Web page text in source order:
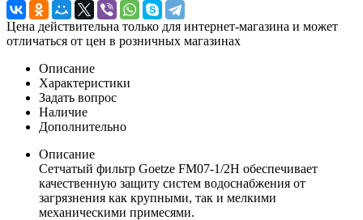
Цена действительна только для интернет-магазина и может
отличаться от цен в розничных магазинах
Описание
Характеристики
Задать вопрос
Наличие
Дополнительно
Описание
Сетчатый фильтр Goetze FM07-1/2H обеспечивает
качественную защиту систем водоснабжения от
загрязнения как крупными, так и мелкими
механическими примесями.